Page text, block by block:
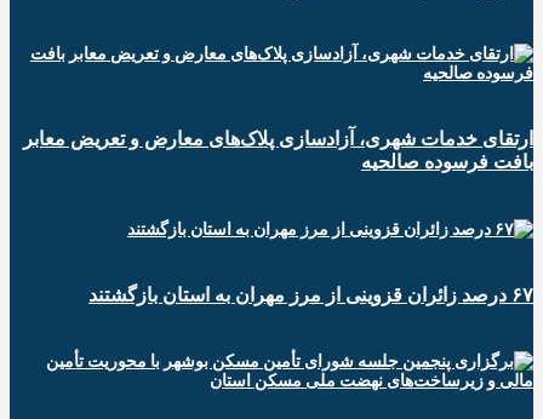
ارتقای خدمات شهری، آزادسازی پلاک‌های معارض و تعریض معابر
بافت فرسوده صالحیه
۶۷ درصد زائران قزوینی از مرز مهران به استان بازگشتند